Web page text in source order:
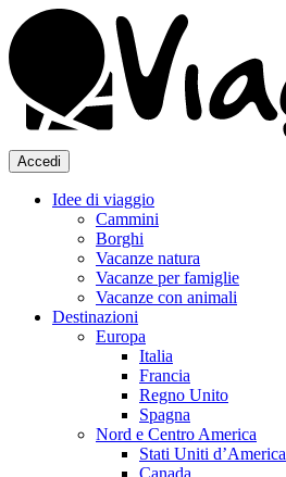
Accedi
Idee di viaggio
Cammini
Borghi
Vacanze natura
Vacanze per famiglie
Vacanze con animali
Destinazioni
Europa
Italia
Francia
Regno Unito
Spagna
Nord e Centro America
Stati Uniti d’America
Canada